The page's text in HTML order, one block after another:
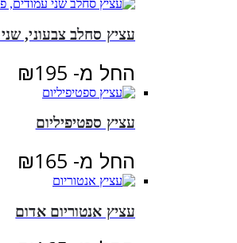
עציץ סחלב צבעוני,
החל מ- ₪195
עציץ ספטיפיליום
החל מ- ₪165
עציץ אנטוריום אדום